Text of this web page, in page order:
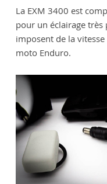
La EXM 3400 est
pour un éclairage
imposent de la
moto Enduro.